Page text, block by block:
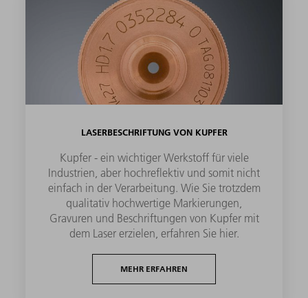
LASERBESCHRIFTUNG VON KUPFER
Kupfer - ein wichtiger Werkstoff für viele
Industrien, aber hochreflektiv und somit nicht
einfach in der Verarbeitung. Wie Sie trotzdem
qualitativ hochwertige Markierungen,
Gravuren und Beschriftungen von Kupfer mit
dem Laser erzielen, erfahren Sie hier.
MEHR ERFAHREN